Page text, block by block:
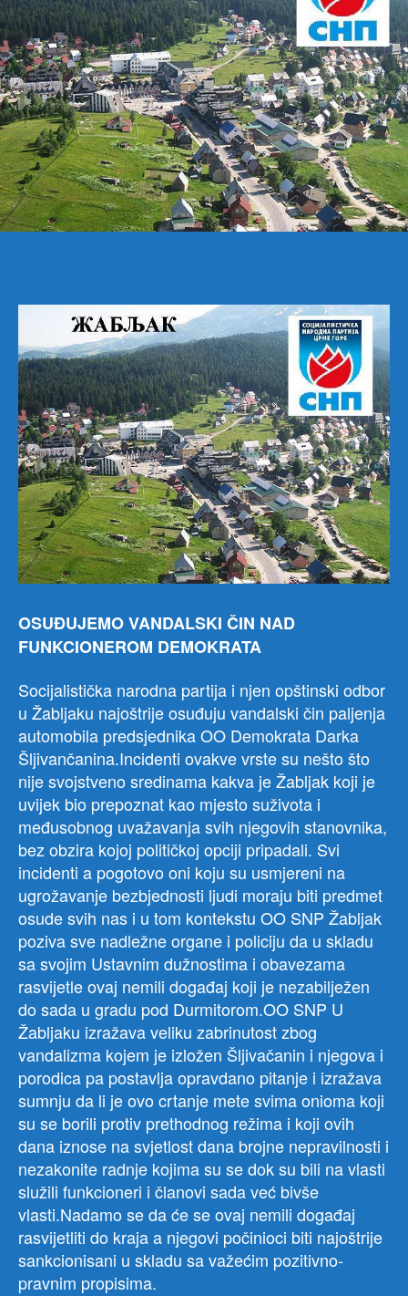
OSUĐUJEMO VANDALSKI ČIN NAD
FUNKCIONEROM DEMOKRATA
Socijalistička narodna partija i njen opštinski odbor
u Žabljaku najoštrije osuđuju vandalski čin paljenja
automobila predsjednika OO Demokrata Darka
Šljivančanina.Incidenti ovakve vrste su nešto što
nije svojstveno sredinama kakva je Žabljak koji je
uvijek bio prepoznat kao mjesto suživota i
međusobnog uvažavanja svih njegovih stanovnika,
bez obzira kojoj političkoj opciji pripadali. Svi
incidenti a pogotovo oni koju su usmjereni na
ugrožavanje bezbjednosti ljudi moraju biti predmet
osude svih nas i u tom kontekstu OO SNP Žabljak
poziva sve nadležne organe i policiju da u skladu
sa svojim Ustavnim dužnostima i obavezama
rasvijetle ovaj nemili događaj koji je nezabilježen
do sada u gradu pod Durmitorom.OO SNP U
Žabljaku izražava veliku zabrinutost zbog
vandalizma kojem je izložen Šljivačanin i njegova i
porodica pa postavlja opravdano pitanje i izražava
sumnju da li je ovo crtanje mete svima onioma koji
su se borili protiv prethodnog režima i koji ovih
dana iznose na svjetlost dana brojne nepravilnosti i
nezakonite radnje kojima su se dok su bili na vlasti
služili funkcioneri i članovi sada već bivše
vlasti.Nadamo se da će se ovaj nemili događaj
rasvijetliti do kraja a njegovi počinioci biti najoštrije
sankcionisani u skladu sa važećim pozitivno-
pravnim propisima.